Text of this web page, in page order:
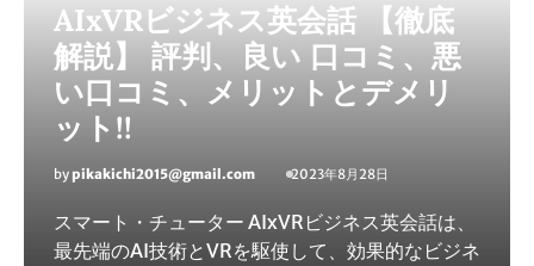
AIxVRビジネス英会話 【徹底
解説】 評判、良い 口コミ、悪
い口コミ、メリットとデメリ
ット!!
by pikakichi2015@gmail.com 2023年8月28日
スマート・チューター AIxVRビジネス英会話は、
最先端のAI技術とVRを駆使して、効果的なビジネ